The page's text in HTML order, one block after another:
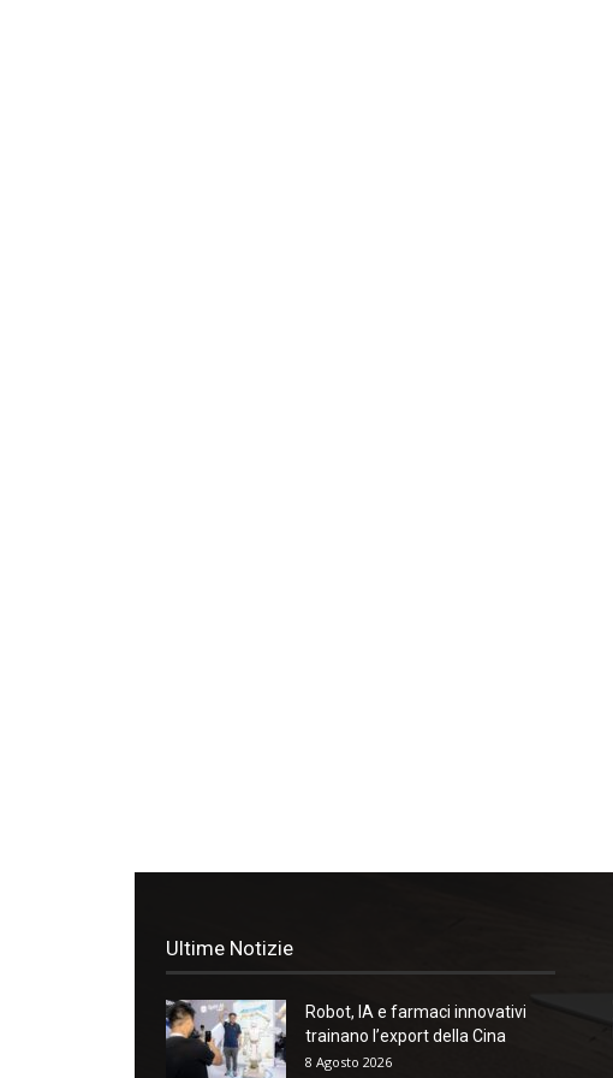
Ultime Notizie
Robot, IA e farmaci innovativi
trainano l’export della Cina
8 Agosto 2026